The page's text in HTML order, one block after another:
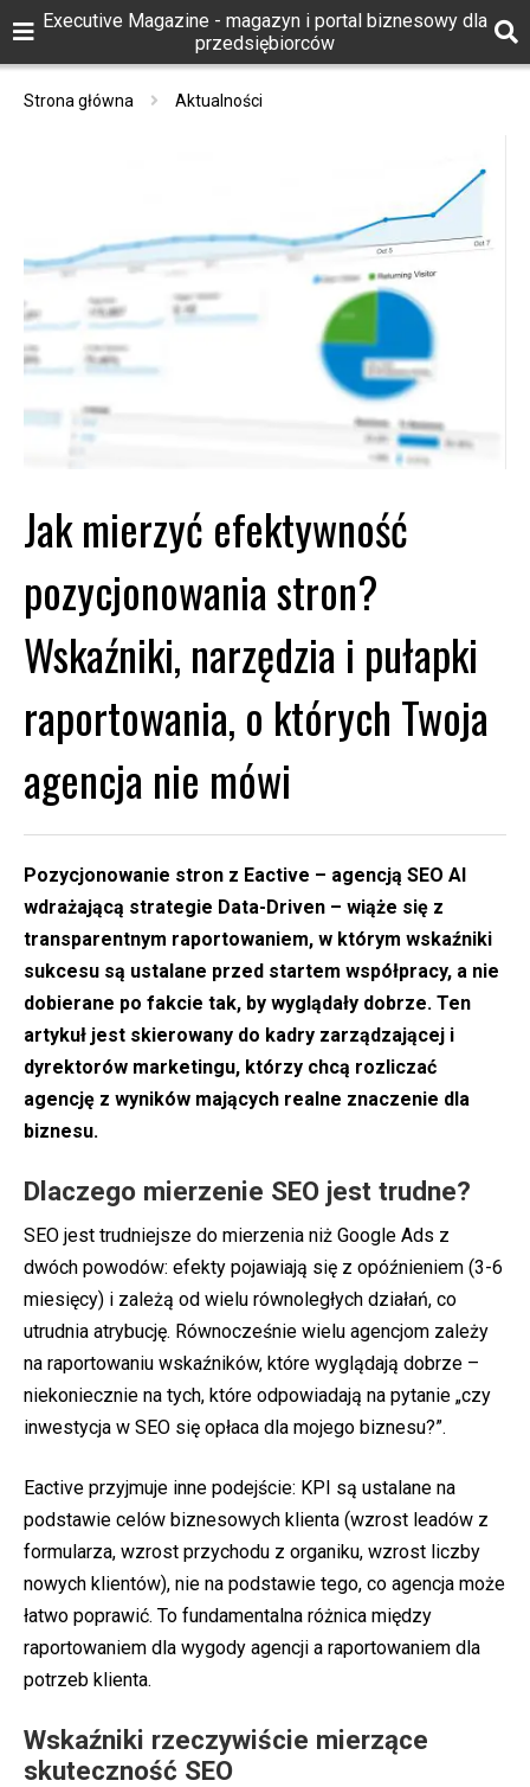
Executive Magazine - magazyn i portal biznesowy dla
przedsiębiorców
Strona główna Aktualności
Jak mierzyć efektywność
pozycjonowania stron?
Wskaźniki, narzędzia i pułapki
raportowania, o których Twoja
agencja nie mówi
Pozycjonowanie stron z Eactive – agencją SEO AI
wdrażającą strategie Data-Driven – wiąże się z
transparentnym raportowaniem, w którym wskaźniki
sukcesu są ustalane przed startem współpracy, a nie
dobierane po fakcie tak, by wyglądały dobrze. Ten
artykuł jest skierowany do kadry zarządzającej i
dyrektorów marketingu, którzy chcą rozliczać
agencję z wyników mających realne znaczenie dla
biznesu.
Dlaczego mierzenie SEO jest trudne?
SEO jest trudniejsze do mierzenia niż Google Ads z
dwóch powodów: efekty pojawiają się z opóźnieniem (3-6
miesięcy) i zależą od wielu równoległych działań, co
utrudnia atrybucję. Równocześnie wielu agencjom zależy
na raportowaniu wskaźników, które wyglądają dobrze –
niekoniecznie na tych, które odpowiadają na pytanie „czy
inwestycja w SEO się opłaca dla mojego biznesu?”.
Eactive przyjmuje inne podejście: KPI są ustalane na
podstawie celów biznesowych klienta (wzrost leadów z
formularza, wzrost przychodu z organiku, wzrost liczby
nowych klientów), nie na podstawie tego, co agencja może
łatwo poprawić. To fundamentalna różnica między
raportowaniem dla wygody agencji a raportowaniem dla
potrzeb klienta.
Wskaźniki rzeczywiście mierzące
skuteczność SEO